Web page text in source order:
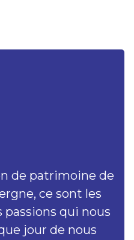
de patrimoine de
ce sont les
passions qui nous
jour de nous